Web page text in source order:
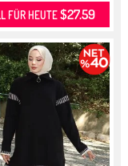
FÜR HEUTE$27.59